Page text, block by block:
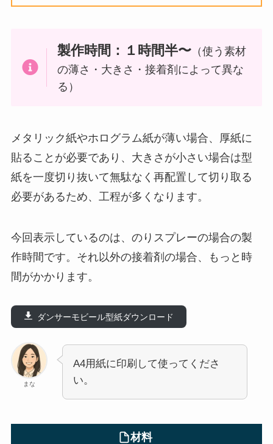
製作時間：１時間半〜 （使う素材
の薄さ・大きさ・接着剤によって異な
る）
メタリック紙やホログラム紙が薄い場合、厚紙に
貼ることが必要であり、大きさが小さい場合は型
紙を一度切り抜いて無駄なく再配置して切り取る
必要があるため、工程が多くなります。
今回表示しているのは、のりスプレーの場合の製
作時間です。それ以外の接着剤の場合、もっと時
間がかかります。
ダンサーモビール型紙ダウンロード
まな
A4用紙に印刷して使ってくださ
い。
材料